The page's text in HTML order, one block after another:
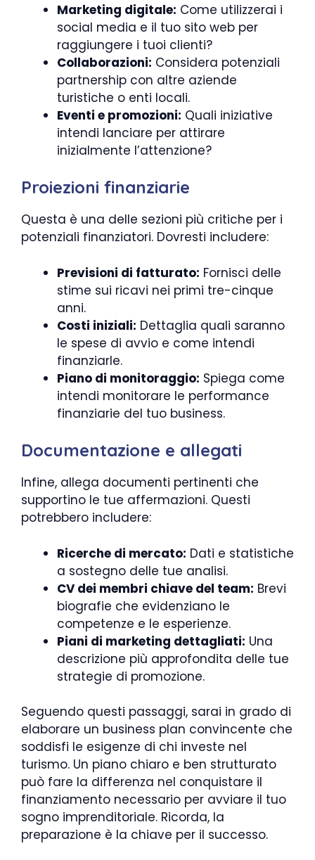
Marketing digitale: Come utilizzerai i
social media e il tuo sito web per
raggiungere i tuoi clienti?
Collaborazioni: Considera potenziali
partnership con altre aziende
turistiche o enti locali.
Eventi e promozioni: Quali iniziative
intendi lanciare per attirare
inizialmente l’attenzione?
Proiezioni finanziarie
Questa è una delle sezioni più critiche per i
potenziali finanziatori. Dovresti includere:
Previsioni di fatturato: Fornisci delle
stime sui ricavi nei primi tre-cinque
anni.
Costi iniziali: Dettaglia quali saranno
le spese di avvio e come intendi
finanziarle.
Piano di monitoraggio: Spiega come
intendi monitorare le performance
finanziarie del tuo business.
Documentazione e allegati
Infine, allega documenti pertinenti che
supportino le tue affermazioni. Questi
potrebbero includere:
Ricerche di mercato: Dati e statistiche
a sostegno delle tue analisi.
CV dei membri chiave del team: Brevi
biografie che evidenziano le
competenze e le esperienze.
Piani di marketing dettagliati: Una
descrizione più approfondita delle tue
strategie di promozione.
Seguendo questi passaggi, sarai in grado di
elaborare un business plan convincente che
soddisfi le esigenze di chi investe nel
turismo. Un piano chiaro e ben strutturato
può fare la differenza nel conquistare il
finanziamento necessario per avviare il tuo
sogno imprenditoriale. Ricorda, la
preparazione è la chiave per il successo.